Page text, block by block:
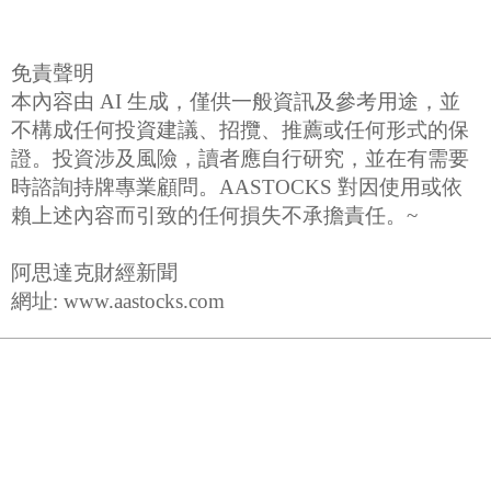
免責聲明
本內容由 AI 生成，僅供一般資訊及參考用途，並
不構成任何投資建議、招攬、推薦或任何形式的保
證。投資涉及風險，讀者應自行研究，並在有需要
時諮詢持牌專業顧問。AASTOCKS 對因使用或依
賴上述內容而引致的任何損失不承擔責任。~
阿思達克財經新聞
網址: www.aastocks.com